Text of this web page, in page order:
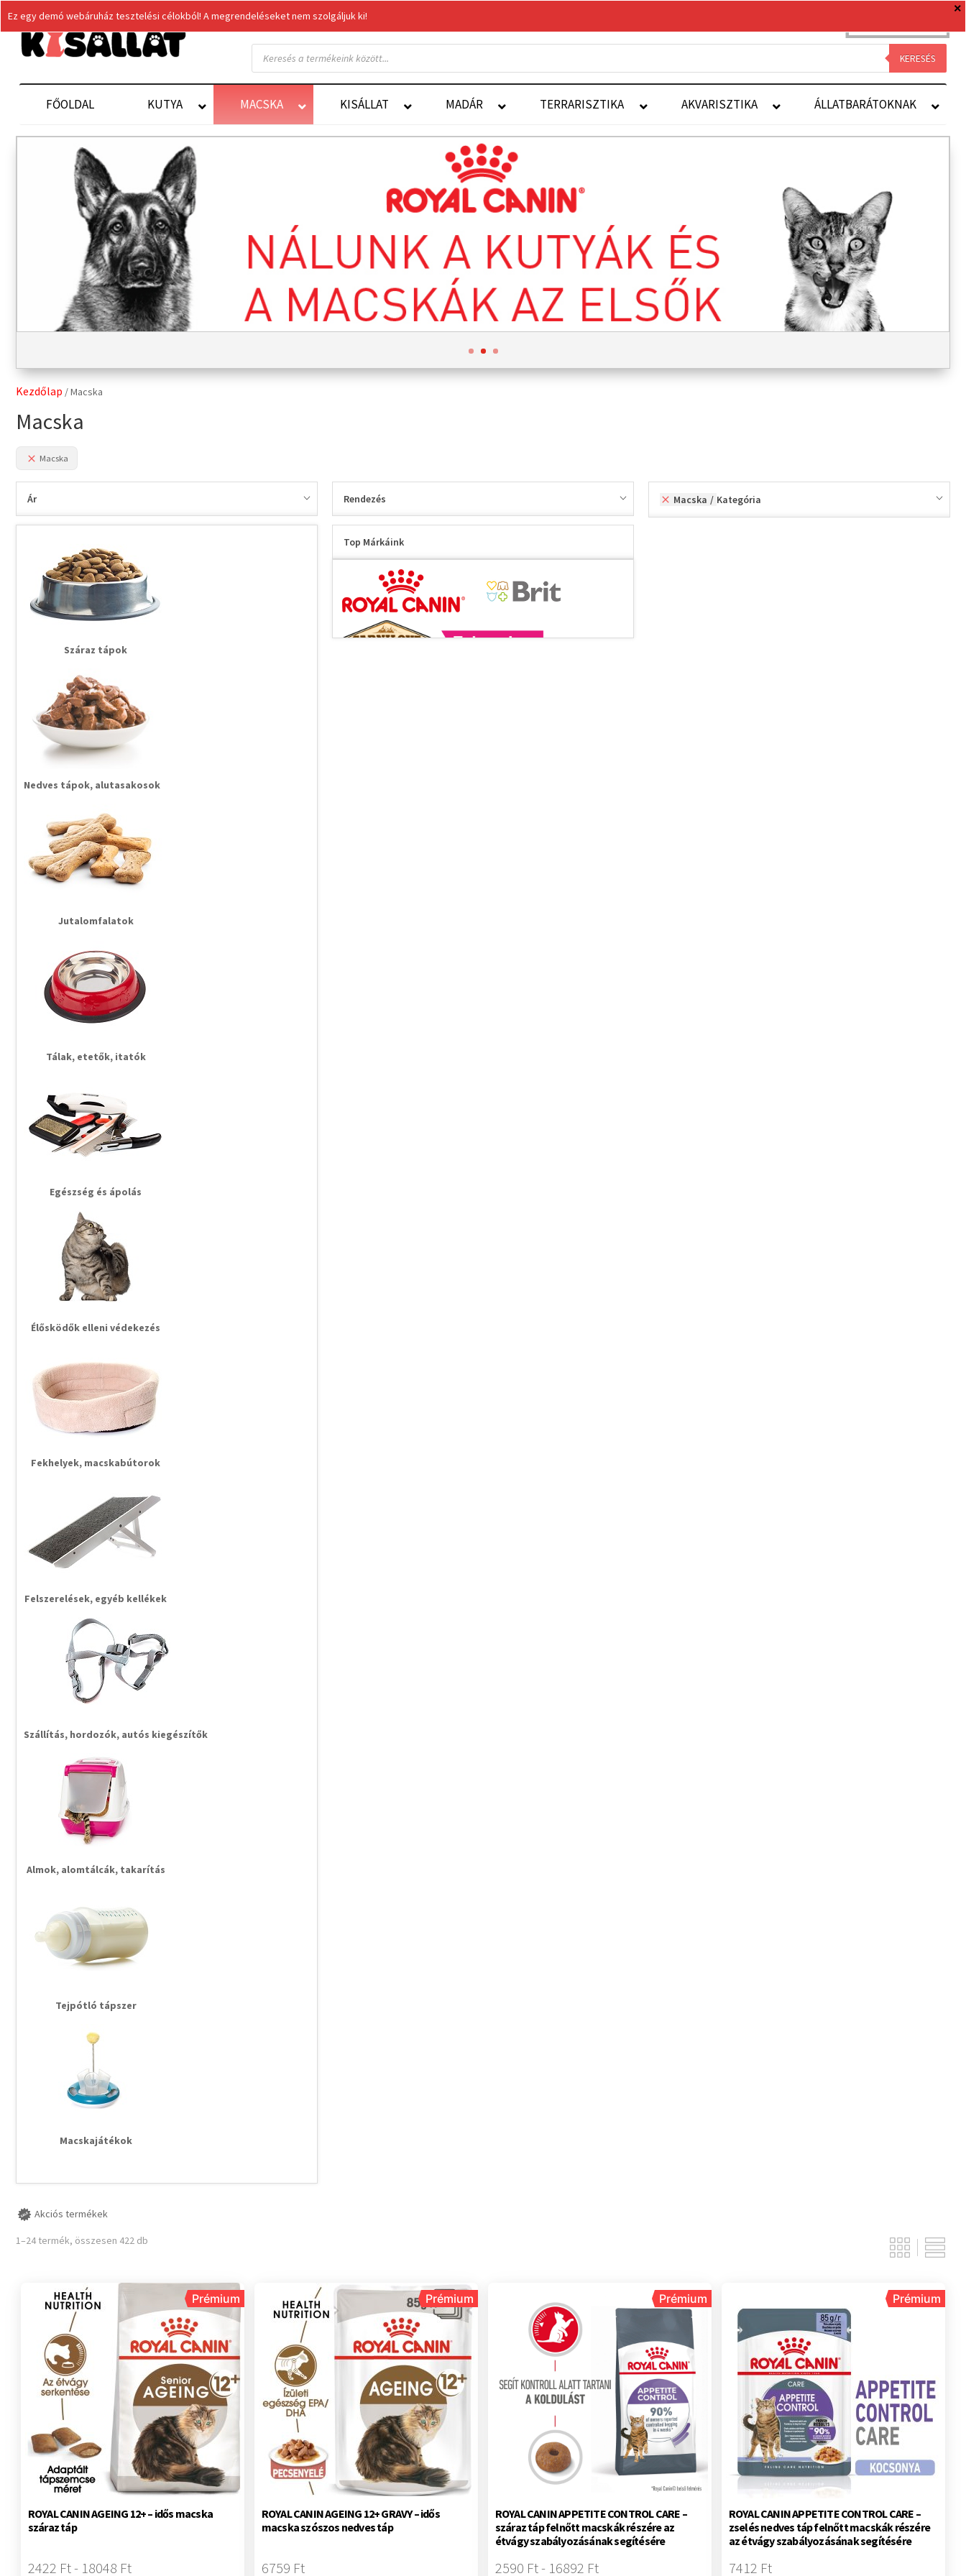
Products
search KERESÉS
FŐOLDAL KUTYA MACSKA KISÁLLAT MADÁR TERRARISZTIKA AKVARISZTIKA ÁLLATBARÁTOKNAK
Kezdőlap / Macska
Macska
Macska
Ár Rendezés Macska Kategória
Száraz tápok
Nedves tápok, alutasakosok
Jutalomfalatok
Tálak, etetők, itatók
Egészség és ápolás
Élősködők elleni védekezés
Fekhelyek, macskabútorok
Felszerelések, egyéb kellékek
Szállítás, hordozók, autós kiegészítők
Almok, alomtálcák, takarítás
Tejpótló tápszer
Macskajátékok
Top Márkáink
Akciós termékek
1–24 termék, összesen 422 db
Prémium
ROYAL CANIN AGEING 12+ – idős macska
száraz táp
2422 Ft - 18048 Ft
Prémium
ROYAL CANIN AGEING 12+ GRAVY – idős
macska szószos nedves táp
6759 Ft
Prémium
ROYAL CANIN APPETITE CONTROL CARE –
száraz táp felnőtt macskák részére az
étvágy szabályozásának segítésére
2590 Ft - 16892 Ft
Prémium
ROYAL CANIN APPETITE CONTROL CARE –
zselés nedves táp felnőtt macskák részére
az étvágy szabályozásának segítésére
7412 Ft
Ez egy demó webáruház tesztelési célokból! A megrendeléseket nem szolgáljuk ki!